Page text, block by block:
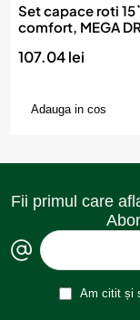
Set capace roti 15`
comfort, MEGA
107.04 lei
Adauga in cos
Fii primul care
Am citit și